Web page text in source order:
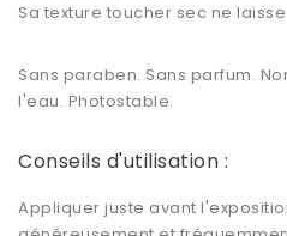
Sa texture toucher sec ne
Sans paraben. Sans parfum.
l'eau. Photostable.
Conseils d'utilisation :
Appliquer juste avant